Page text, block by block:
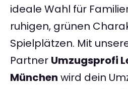
ideale Wahl für
ruhigen, grünen
Spielplätzen. Mit
Partner Umzugsprofi
München wird dein